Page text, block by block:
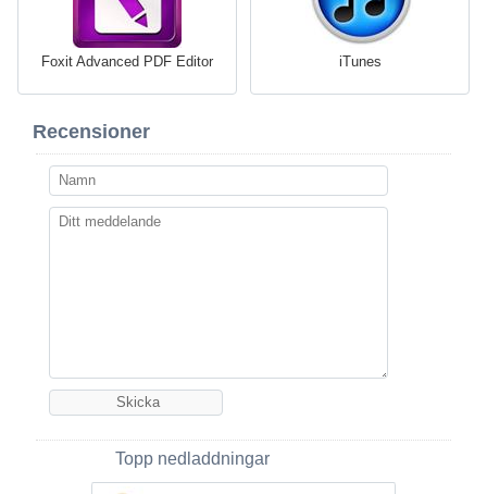
Foxit Advanced PDF Editor iTunes
Recensioner
Topp nedladdningar